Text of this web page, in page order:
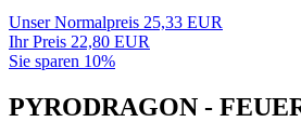
Unser Normalpreis 25,33 EUR
Ihr Preis 22,80 EUR
Sie sparen 10%
PYRODRAGON -